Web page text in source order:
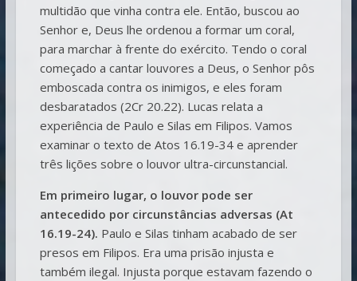
multidão que vinha contra ele. Então, buscou ao
Senhor e, Deus lhe ordenou a formar um coral,
para marchar à frente do exército. Tendo o coral
começado a cantar louvores a Deus, o Senhor pôs
emboscada contra os inimigos, e eles foram
desbaratados (2Cr 20.22). Lucas relata a
experiência de Paulo e Silas em Filipos. Vamos
examinar o texto de Atos 16.19-34 e aprender
três lições sobre o louvor ultra-circunstancial.
Em primeiro lugar, o louvor pode ser
antecedido por circunstâncias adversas (At
16.19-24). Paulo e Silas tinham acabado de ser
presos em Filipos. Era uma prisão injusta e
também ilegal. Injusta porque estavam fazendo o